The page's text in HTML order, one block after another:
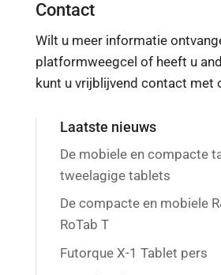
Contact
Wilt u meer informatie
platformweegcel of heeft u
kunt u vrijblijvend contact met
Laatste nieuws
De mobiele en compacte
tweelagige tablets
De compacte en mobiele
RoTab T
Futorque X-1 Tablet pers